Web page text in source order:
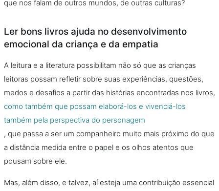
que nos falam de outros mundos, de outras culturas?
Ler bons livros ajuda no desenvolvimento
emocional da criança e da empatia
A leitura e a literatura possibilitam não só que as crianças
leitoras possam refletir sobre suas experiências, questões,
medos e desafios a partir das histórias encontradas nos livros,
como também que possam elaborá-los e vivenciá-los
também pela perspectiva do personagem
, que passa a ser um companheiro muito mais próximo do que
a distância medida entre o papel e os olhos atentos que
pousam sobre ele.
Mas, além disso, e talvez, aí esteja uma contribuição essencial